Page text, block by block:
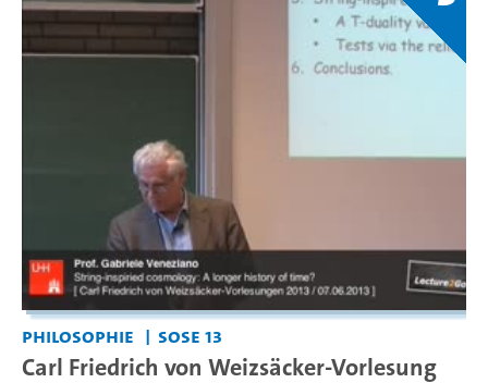
Philosophie SoSe 13
Carl Friedrich von Weizsäcker-Vorlesung